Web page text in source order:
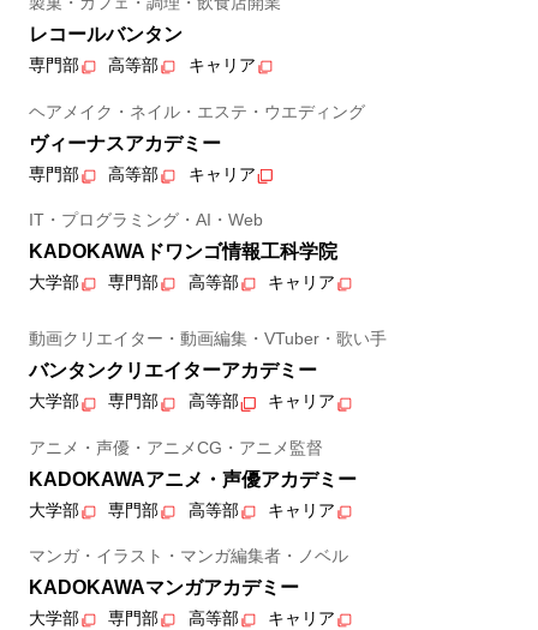
レコールバンタン
専門部 高等部 キャリア
ヘアメイク・ネイル・エステ・ウエディング
ヴィーナスアカデミー
専門部 高等部 キャリア
IT・プログラミング・AI・Web
KADOKAWAドワンゴ情報工科学院
大学部 専門部 高等部 キャリア
動画クリエイター・動画編集・VTuber・歌い手
バンタンクリエイターアカデミー
大学部 専門部 高等部 キャリア
アニメ・声優・アニメCG・アニメ監督
KADOKAWAアニメ・声優アカデミー
大学部 専門部 高等部 キャリア
マンガ・イラスト・マンガ編集者・ノベル
KADOKAWAマンガアカデミー
大学部 専門部 高等部 キャリア